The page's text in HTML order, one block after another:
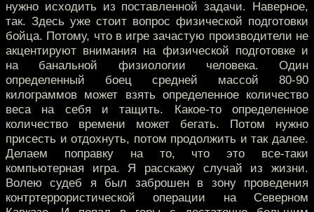
нужно исходить из поставленной задачи. Наверное,
так. Здесь уже стоит вопрос физической подготовки
бойца. Потому, что в игре зачастую производители не
акцентируют внимания на физической подготовке и
на банальной физиологии человека. Один
определенный боец средней массой 80-90
килограммов может взять определенное количество
веса на себя и тащить. Какое-то определенное
количество времени может бегать. Потом нужно
присесть и отдохнуть, потом продолжить и так далее.
Делаем поправку на то, что это все-таки
компьютерная игра. Я расскажу случай из жизни.
Волею судеб я был заброшен в зону проведения
контртеррористической операции на Северном